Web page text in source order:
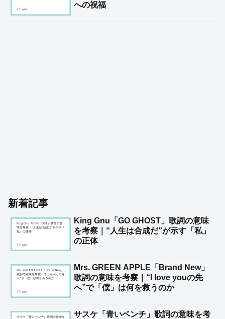
への祝福
新着記事
King Gnu「GO GHOST」歌詞の意味
を考察｜“人生は合成だ”が示す「私」
の正体
Mrs. GREEN APPLE「Brand New」
歌詞の意味を考察｜“I love youの先
へ”で「僕」は何を救うのか
サスケ「青いベンチ」歌詞の意味を考